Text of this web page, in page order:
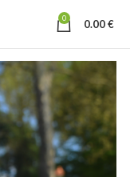
0 0.00€